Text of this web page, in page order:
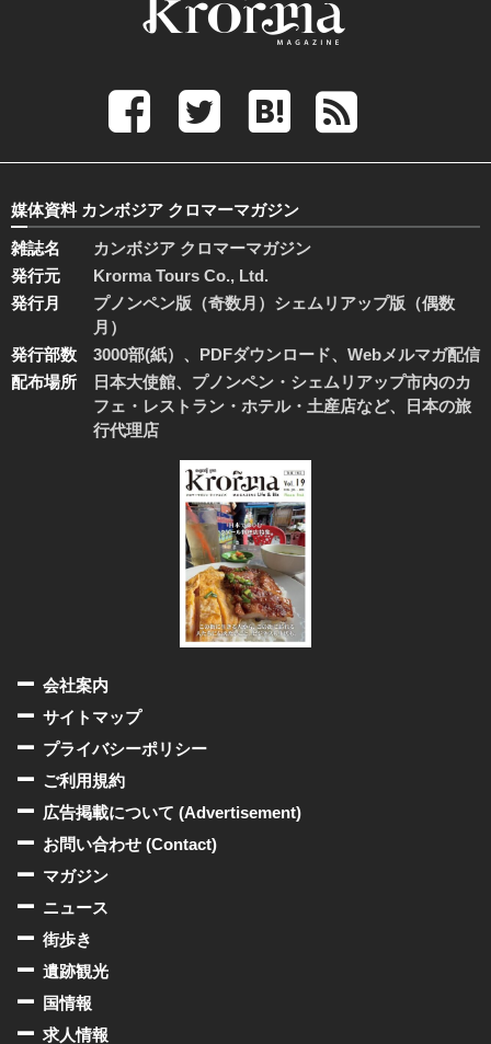
媒体資料 カンボジア クロマーマガジン
雑誌名
カンボジア クロマーマガジン
発行元
Krorma Tours Co., Ltd.
発行月
プノンペン版（奇数月）シェムリアップ版（偶数
月）
発行部数
3000部(紙）、PDFダウンロード、Webメルマガ配信
配布場所
日本大使館、プノンペン・シェムリアップ市内のカ
フェ・レストラン・ホテル・土産店など、日本の旅
行代理店
会社案内
サイトマップ
プライバシーポリシー
ご利用規約
広告掲載について (Advertisement)
お問い合わせ (Contact)
マガジン
ニュース
街歩き
遺跡観光
国情報
求人情報